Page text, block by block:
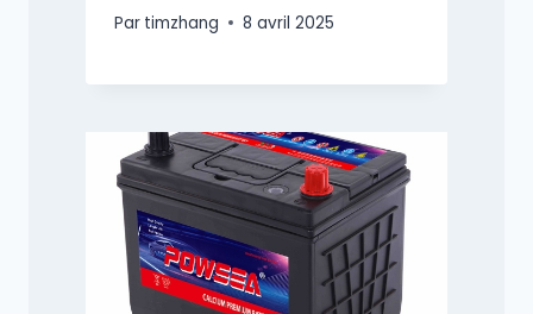
Par timzhang 8 avril 2025